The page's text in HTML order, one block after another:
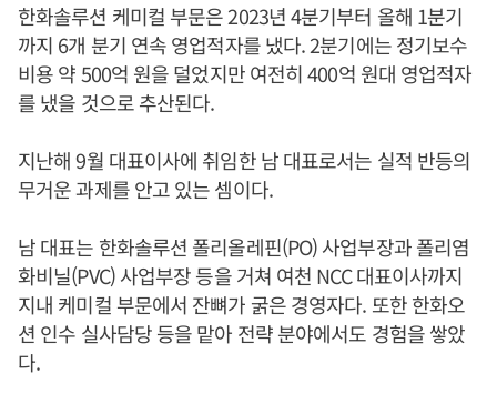
한화솔루션 케미컬 부문은 2023년 4분기부터 올해 1분기
까지 6개 분기 연속 영업적자를 냈다. 2분기에는 정기보수
비용 약 500억 원을 덜었지만 여전히 400억 원대 영업적자
를 냈을 것으로 추산된다.
지난해 9월 대표이사에 취임한 남 대표로서는 실적 반등의
무거운 과제를 안고 있는 셈이다.
남 대표는 한화솔루션 폴리올레핀(PO) 사업부장과 폴리염
화비닐(PVC) 사업부장 등을 거쳐 여천 NCC 대표이사까지
지내 케미컬 부문에서 잔뼈가 굵은 경영자다. 또한 한화오
션 인수 실사담당 등을 맡아 전략 분야에서도 경험을 쌓았
다.